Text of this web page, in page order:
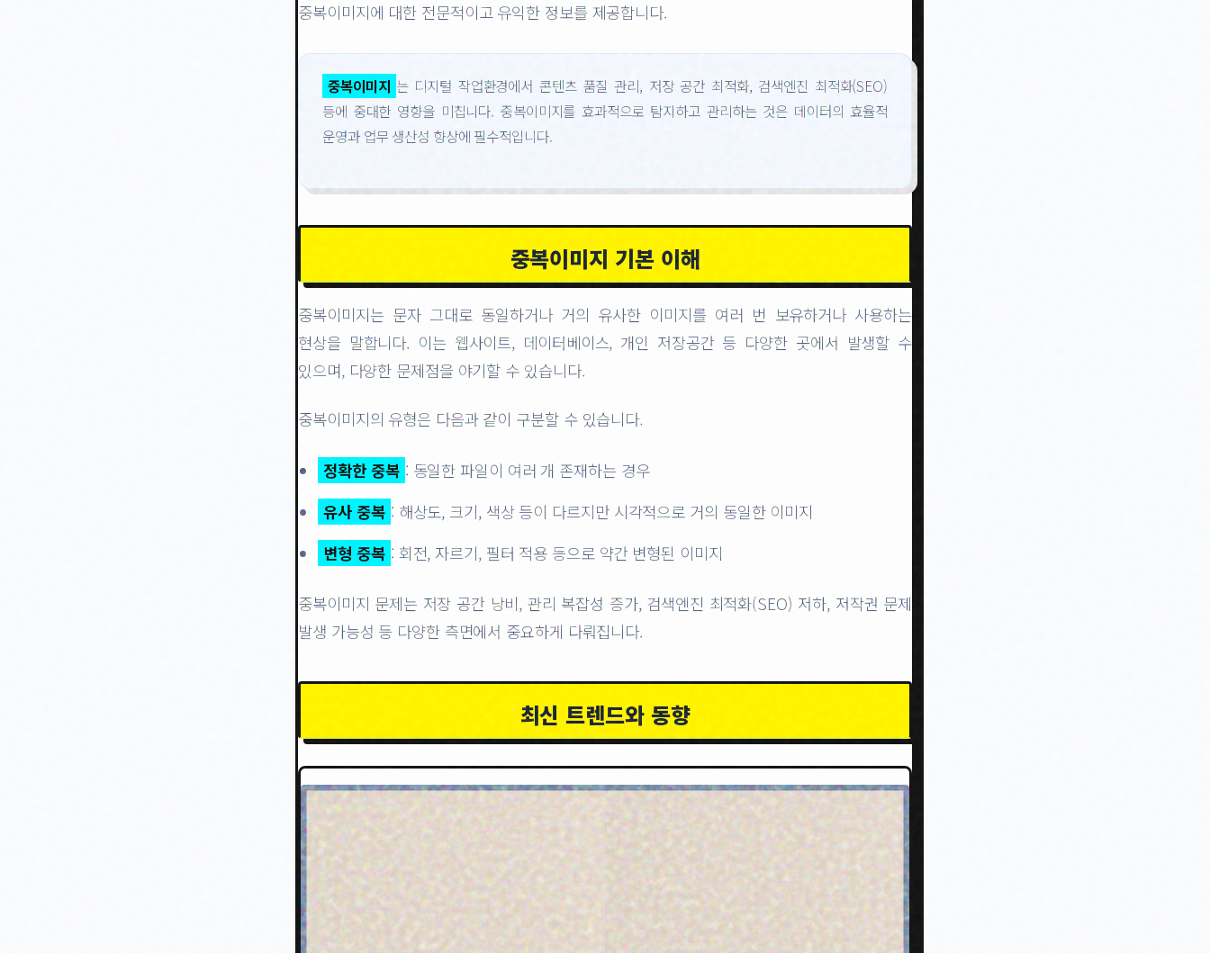
중복이미지에 대한 전문적이고 유익한 정보를 제공합니다.
중복이미지 는 디지털 작업환경에서 콘텐츠 품질 관리, 저장 공간 최적화, 검색엔진 최적화(SEO)
등에 중대한 영향을 미칩니다. 중복이미지를 효과적으로 탐지하고 관리하는 것은 데이터의 효율적
운영과 업무 생산성 향상에 필수적입니다.
중복이미지 기본 이해
중복이미지는 문자 그대로 동일하거나 거의 유사한 이미지를 여러 번 보유하거나 사용하는
현상을 말합니다. 이는 웹사이트, 데이터베이스, 개인 저장공간 등 다양한 곳에서 발생할 수
있으며, 다양한 문제점을 야기할 수 있습니다.
중복이미지의 유형은 다음과 같이 구분할 수 있습니다.
정확한 중복 : 동일한 파일이 여러 개 존재하는 경우
유사 중복 : 해상도, 크기, 색상 등이 다르지만 시각적으로 거의 동일한 이미지
변형 중복 : 회전, 자르기, 필터 적용 등으로 약간 변형된 이미지
중복이미지 문제는 저장 공간 낭비, 관리 복잡성 증가, 검색엔진 최적화(SEO) 저하, 저작권 문제
발생 가능성 등 다양한 측면에서 중요하게 다뤄집니다.
최신 트렌드와 동향